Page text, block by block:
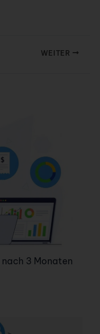
WEITER
3 Monaten